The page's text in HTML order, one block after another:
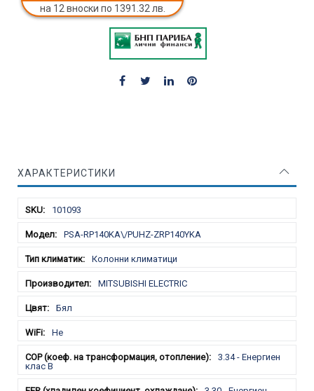
на 12 вноски по 1391.32 лв.
ХАРАКТЕРИСТИКИ
101093
PSA-RP140KA\/PUHZ-ZRP140YKA
Колонни климатици
MITSUBISHI ELECTRIC
Бял
Не
3.34 - Енергиен
клас B